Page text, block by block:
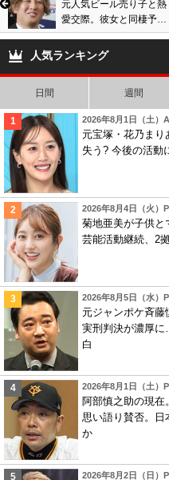
元人気ビール売り子と熱
愛交際。彼女と同棲予定
で家具店巡り? 画像あり
人気ランキング
日間 週間
2026年8月1日（土）
元宝塚・花乃まり
失う? 今後の活動
2026年8月4日（火）
菊地亜美が子供と
芸能活動継続、2
2026年8月5日（水）
元ジャンポケ斉
実刑判決が濃厚
白
2026年8月1日（土）
阿部慎之助の現在
思い語り賛否。日
か
2026年8月2日（日）